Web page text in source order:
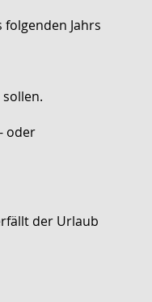
Jahrs
oder
der Urlaub